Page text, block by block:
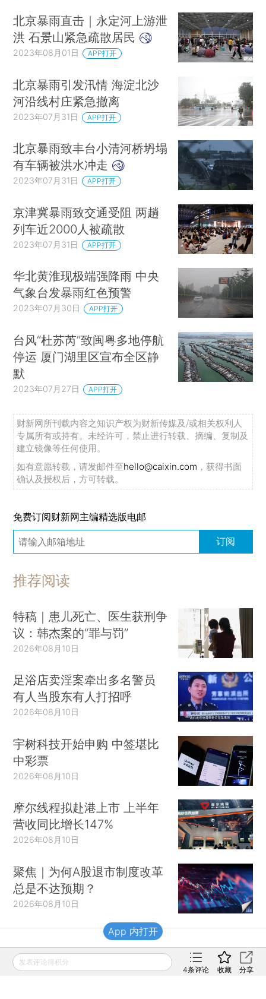
北京暴雨直击｜永定河上游泄
洪 石景山紧急疏散居民
2023年08月01日 APP打开
北京暴雨引发汛情 海淀北沙
河沿线村庄紧急撤离
2023年07月31日 APP打开
北京暴雨致丰台小清河桥坍塌
有车辆被洪水冲走
2023年07月31日 APP打开
京津冀暴雨致交通受阻 两趟
列车近2000人被疏散
2023年07月31日 APP打开
华北黄淮现极端强降雨 中央
气象台发暴雨红色预警
2023年07月30日 APP打开
台风“杜苏芮”致闽粤多地停航
停运 厦门湖里区宣布全区静
默
2023年07月27日 APP打开
财新网所刊载内容之知识产权为财新传媒及/或相关权利人
专属所有或持有。未经许可，禁止进行转载、摘编、复制及
建立镜像等任何使用。
如有意愿转载，请发邮件至hello@caixin.com ，获得书面
确认及授权后，方可转载。
免费订阅财新网主编精选版电邮
订阅
推荐阅读
特稿｜患儿死亡、医生获刑争
议：韩杰案的“罪与罚”
2026年08月10日
足浴店卖淫案牵出多名警员
有人当股东有人打招呼
2026年08月10日
宇树科技开始申购 中签堪比
中彩票
2026年08月10日
摩尔线程拟赴港上市 上半年
营收同比增长147%
2026年08月10日
聚焦｜为何A股退市制度改革
总是不达预期？
2026年08月10日
财新移动
发表评论得积分
4条评论 收藏 分享
App 内打开